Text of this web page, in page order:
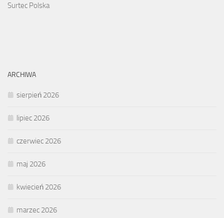
Surtec Polska
ARCHIWA
sierpień 2026
lipiec 2026
czerwiec 2026
maj 2026
kwiecień 2026
marzec 2026